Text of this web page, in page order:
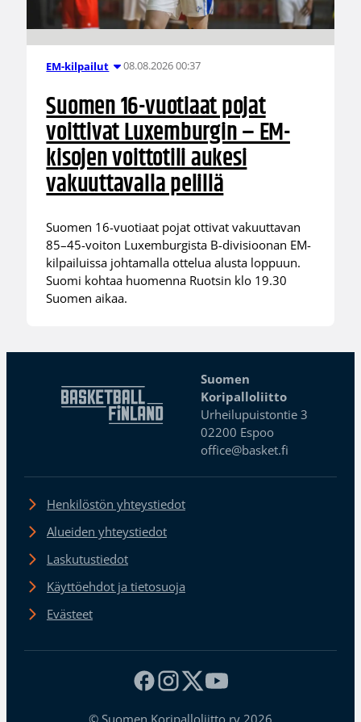
EM-kilpailut 08.08.2026 00:37
Suomen 16-vuotiaat pojat
voittivat Luxemburgin – EM-
kisojen voittotili aukesi
vakuuttavalla pelillä
Suomen 16-vuotiaat pojat ottivat vakuuttavan
85–45-voiton Luxemburgista B-divisioonan EM-
kilpailuissa johtamalla ottelua alusta loppuun.
Suomi kohtaa huomenna Ruotsin klo 19.30
Suomen aikaa.
Suomen
Koripalloliitto
Urheilupuistontie 3
02200 Espoo
office@basket.fi
Henkilöstön yhteystiedot
Alueiden yhteystiedot
Laskutustiedot
Käyttöehdot ja tietosuoja
Evästeet